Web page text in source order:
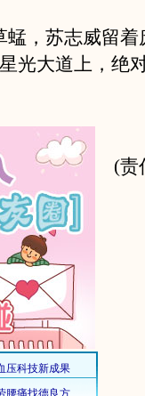
，苏志威留着
光大道上，绝
(责